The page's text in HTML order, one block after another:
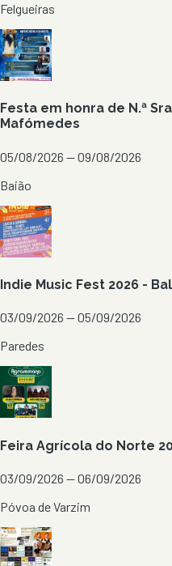
Felgueiras
Festa em honra de N.ª
Mafómedes
05/08/2026 — 09/08/2026
Baião
Indie Music Fest 2026 -
03/09/2026 — 05/09/2026
Paredes
Feira Agrícola do Norte
03/09/2026 — 06/09/2026
Póvoa de Varzim